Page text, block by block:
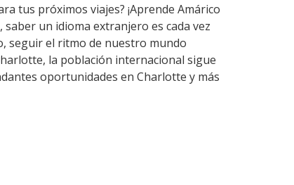
tus próximos viajes? ¡Aprende Amárico
un idioma extranjero es cada vez
seguir el ritmo de nuestro mundo
la población internacional sigue
oportunidades en Charlotte y más